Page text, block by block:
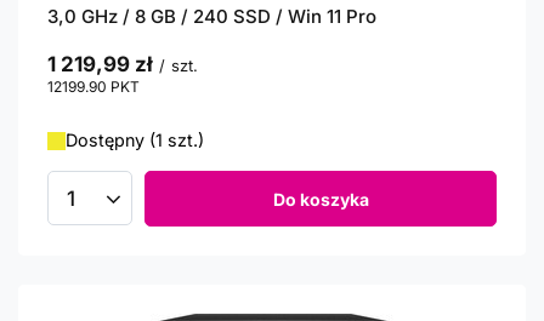
3,0 GHz / 8 GB / 240 SSD / Win 11 Pro
1 219,99 zł / szt.
12199.90 PKT
Dostępny (1 szt.)
Ilość produktów Do koszyka